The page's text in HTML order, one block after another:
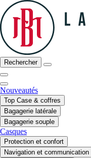
Rechercher
Nouveautés
Top Case & coffres
Bagagerie latérale
Bagagerie souple
Casques
Protection et confort
Navigation et communication